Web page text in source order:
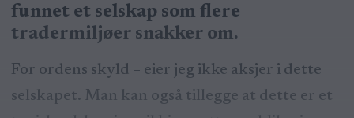
funnet et selskap som flere
tradermiljøer snakker om.
For ordens skyld – eier jeg ikke aksjer i dette
selskapet. Man kan også tillegge at dette er et